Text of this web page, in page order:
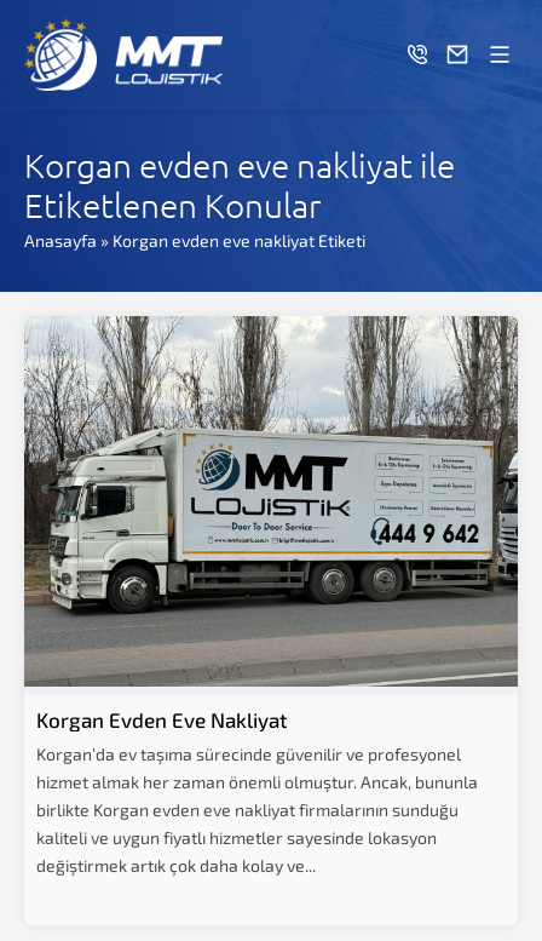
Korgan evden eve nakliyat ile
Etiketlenen Konular
Anasayfa » Korgan evden eve nakliyat Etiketi
Korgan Evden Eve Nakliyat
Korgan’da ev taşıma sürecinde güvenilir ve profesyonel
hizmet almak her zaman önemli olmuştur. Ancak, bununla
birlikte Korgan evden eve nakliyat firmalarının sunduğu
kaliteli ve uygun fiyatlı hizmetler sayesinde lokasyon
değiştirmek artık çok daha kolay ve...